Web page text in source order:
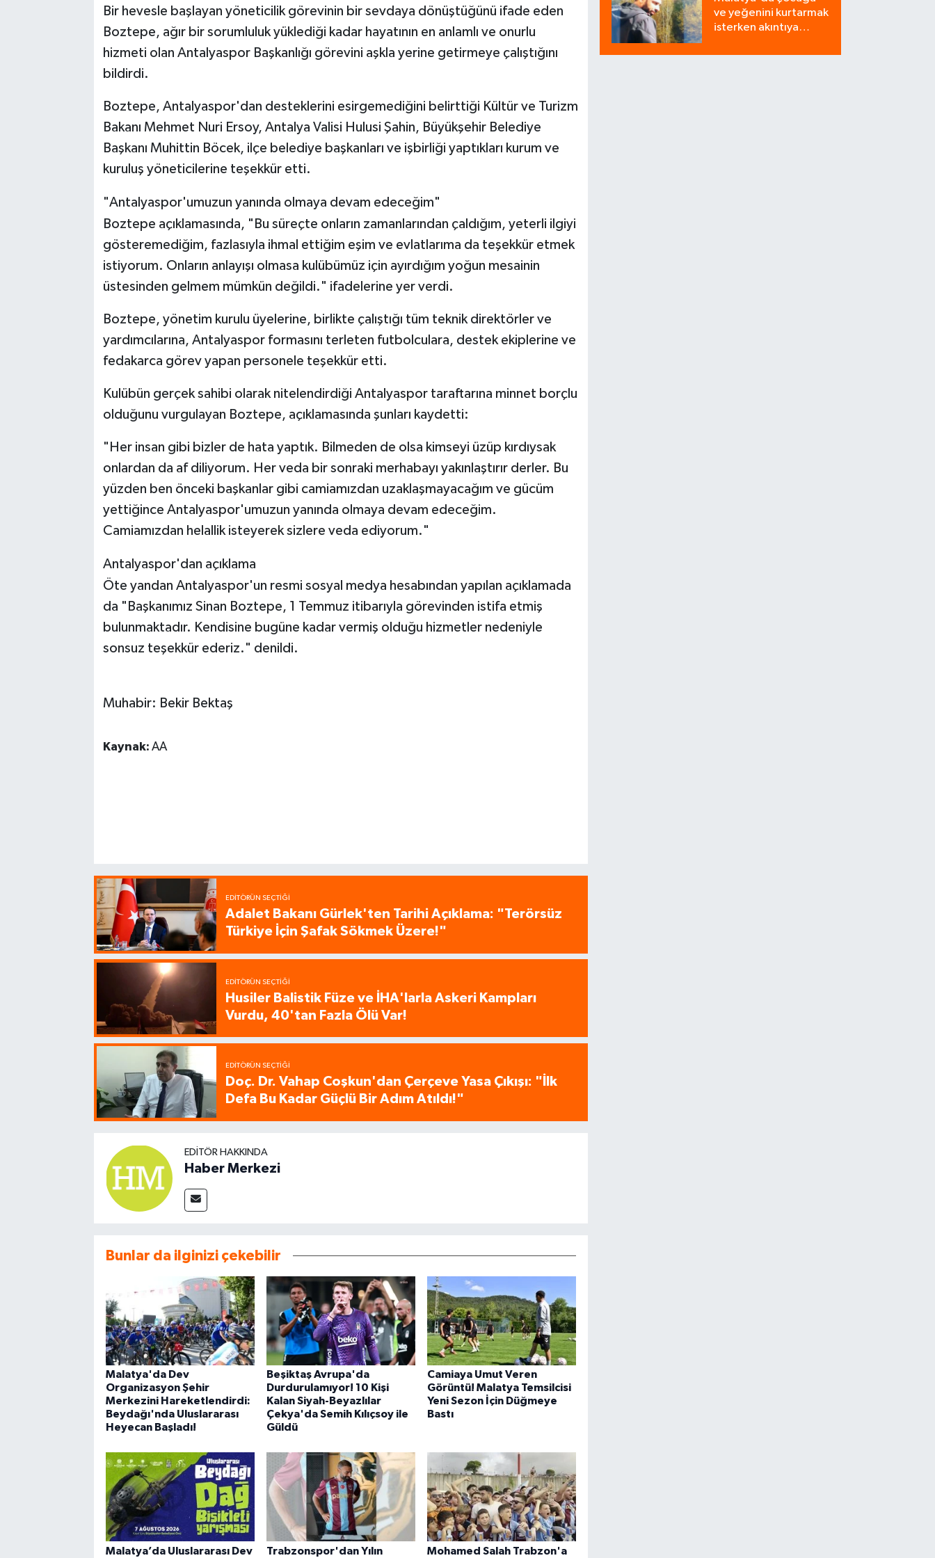
Bir hevesle başlayan yöneticilik görevinin bir sevdaya dönüştüğünü ifade eden
Boztepe, ağır bir sorumluluk yüklediği kadar hayatının en anlamlı ve onurlu
hizmeti olan Antalyaspor Başkanlığı görevini aşkla yerine getirmeye çalıştığını
bildirdi.
Boztepe, Antalyaspor'dan desteklerini esirgemediğini belirttiği Kültür ve Turizm
Bakanı Mehmet Nuri Ersoy, Antalya Valisi Hulusi Şahin, Büyükşehir Belediye
Başkanı Muhittin Böcek, ilçe belediye başkanları ve işbirliği yaptıkları kurum ve
kuruluş yöneticilerine teşekkür etti.
"Antalyaspor'umuzun yanında olmaya devam edeceğim"
Boztepe açıklamasında, "Bu süreçte onların zamanlarından çaldığım, yeterli ilgiyi
gösteremediğim, fazlasıyla ihmal ettiğim eşim ve evlatlarıma da teşekkür etmek
istiyorum. Onların anlayışı olmasa kulübümüz için ayırdığım yoğun mesainin
üstesinden gelmem mümkün değildi." ifadelerine yer verdi.
Boztepe, yönetim kurulu üyelerine, birlikte çalıştığı tüm teknik direktörler ve
yardımcılarına, Antalyaspor formasını terleten futbolculara, destek ekiplerine ve
fedakarca görev yapan personele teşekkür etti.
Kulübün gerçek sahibi olarak nitelendirdiği Antalyaspor taraftarına minnet borçlu
olduğunu vurgulayan Boztepe, açıklamasında şunları kaydetti:
"Her insan gibi bizler de hata yaptık. Bilmeden de olsa kimseyi üzüp kırdıysak
onlardan da af diliyorum. Her veda bir sonraki merhabayı yakınlaştırır derler. Bu
yüzden ben önceki başkanlar gibi camiamızdan uzaklaşmayacağım ve gücüm
yettiğince Antalyaspor'umuzun yanında olmaya devam edeceğim.
Camiamızdan helallik isteyerek sizlere veda ediyorum."
Antalyaspor'dan açıklama
Öte yandan Antalyaspor'un resmi sosyal medya hesabından yapılan açıklamada
da "Başkanımız Sinan Boztepe, 1 Temmuz itibarıyla görevinden istifa etmiş
bulunmaktadır. Kendisine bugüne kadar vermiş olduğu hizmetler nedeniyle
sonsuz teşekkür ederiz." denildi.
Muhabir: Bekir Bektaş
Kaynak: AA
EDITÖRÜN SEÇTIĞI
Adalet Bakanı Gürlek'ten Tarihi Açıklama: "Terörsüz
Türkiye İçin Şafak Sökmek Üzere!"
EDITÖRÜN SEÇTIĞI
Husiler Balistik Füze ve İHA'larla Askeri Kampları
Vurdu, 40'tan Fazla Ölü Var!
EDITÖRÜN SEÇTIĞI
Doç. Dr. Vahap Coşkun'dan Çerçeve Yasa Çıkışı: "İlk
Defa Bu Kadar Güçlü Bir Adım Atıldı!"
EDITÖR HAKKINDA
Haber Merkezi
Bunlar da ilginizi çekebilir
Malatya'da Dev
Organizasyon Şehir
Merkezini Hareketlendirdi:
Beydağı'nda Uluslararası
Heyecan Başladı!
Beşiktaş Avrupa'da
Durdurulamıyor! 10 Kişi
Kalan Siyah-Beyazlılar
Çekya'da Semih Kılıçsoy ile
Güldü
Camiaya Umut Veren
Görüntü! Malatya Temsilcisi
Yeni Sezon İçin Düğmeye
Bastı
Malatya’da Uluslararası Dev Trabzonspor'dan Yılın Mohamed Salah Trabzon'a
Bozdu!
ve yeğenini kurtarmak
isterken akıntıya
yaşamını yitirdi